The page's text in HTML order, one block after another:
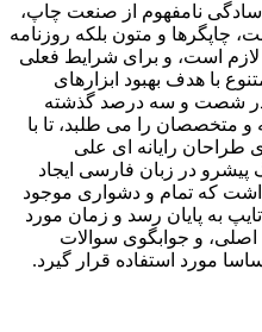
سادگی نامفهوم از صنعت چاپ،
چاپگرها و متون بلکه روزنامه
است، و برای شرایط فعلی
با هدف بهبود ابزارهای
در شصت و سه درصد گذشته
و متخصصان را می طلبد، تا با
طراحان رایانه ای علی
در زبان فارسی ایجاد
که تمام و دشواری موجود
به پایان رسد و زمان مورد
و جوابگوی سوالات
مورد استفاده قرار گیرد.